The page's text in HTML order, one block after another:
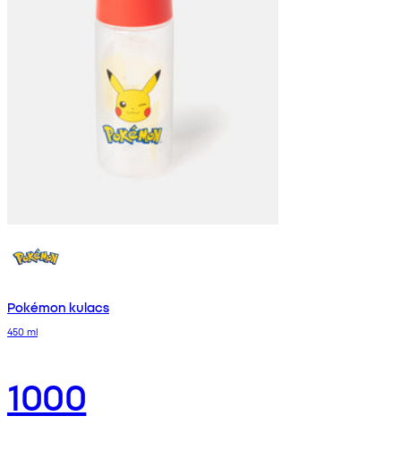
Pokémon kulacs
450 ml
1000